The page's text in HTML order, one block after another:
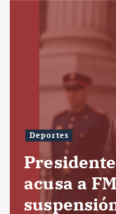
Deportes
acusa a